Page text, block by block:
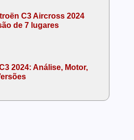
C3 Aircross 2024
de 7 lugares
2024: Análise, Motor,